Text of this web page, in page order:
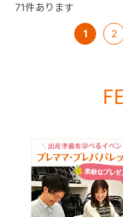
71件あります
1 2